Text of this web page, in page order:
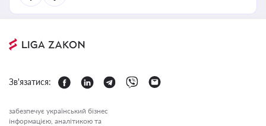
Зв'язатися:
забезпечує український бізнес
інформацією, аналітикою та